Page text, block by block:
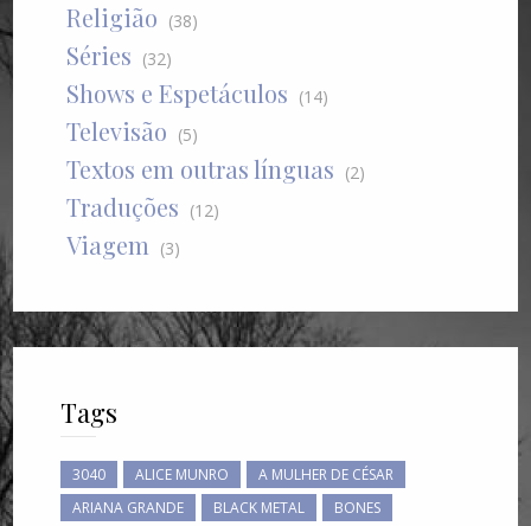
Religião (38)
Séries (32)
Shows e Espetáculos (14)
Televisão (5)
Textos em outras línguas (2)
Traduções (12)
Viagem (3)
Tags
3040 ALICE MUNRO
A MULHER DE CÉSAR
ARIANA GRANDE
BLACK METAL BONES